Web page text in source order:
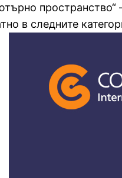
пространство“
в следните